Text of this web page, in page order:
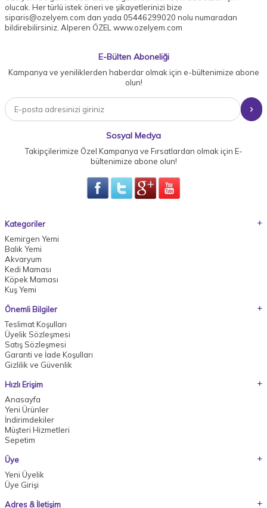
olucak. Her türlü istek öneri ve şikayetlerinizi bize
siparis@ozelyem.com dan yada 05446299020 nolu numaradan
bildirebilirsiniz. Alperen ÖZEL www.ozelyem.com
E-Bülten Aboneliği
Kampanya ve yeniliklerden haberdar olmak için e-bültenimize abone
olun!
Sosyal Medya
Takipçilerimize Özel Kampanya ve Fırsatlardan olmak için E-
bültenimize abone olun!
Kategoriler
Kemirgen Yemi
Balık Yemi
Akvaryum
Kedi Maması
Köpek Maması
Kuş Yemi
Önemli Bilgiler
Teslimat Koşulları
Üyelik Sözleşmesi
Satış Sözleşmesi
Garanti ve İade Koşulları
Gizlilik ve Güvenlik
Hızlı Erişim
Anasayfa
Yeni Ürünler
İndirimdekiler
Müşteri Hizmetleri
Sepetim
Üye
Yeni Üyelik
Üye Girişi
Adres & İletişim